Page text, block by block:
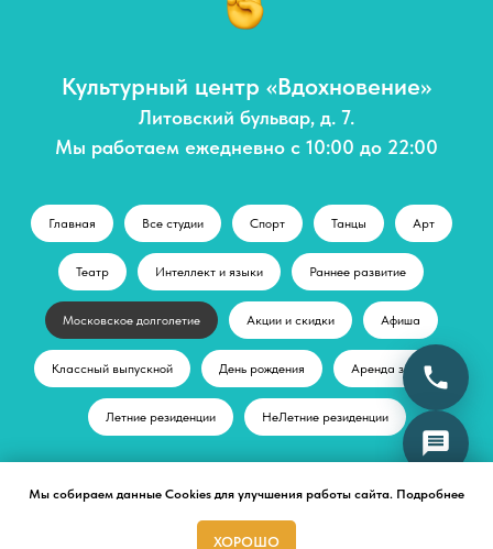
Мы собираем данные Cookies для улучшения работы сайта. Подробнее
ХОРОШО
Культурный центр «Вдохновение»
Литовский бульвар, д. 7.
Мы работаем ежедневно с 10:00 до 22:00
Главная Все студии Спорт Танцы Арт
Театр Интеллект и языки Раннее развитие
Московское долголетие Акции и скидки Афиша
Классный выпускной День рождения Аренда залов
Летние резиденции НеЛетние резиденции
© Культурный центр "Вдохновение"
+ 7 (495) 197-71-70